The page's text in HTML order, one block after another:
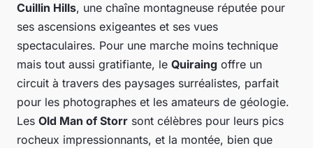
Cuillin Hills, une chaîne montagneuse réputée pour
ses ascensions exigeantes et ses vues
spectaculaires. Pour une marche moins technique
mais tout aussi gratifiante, le Quiraing offre un
circuit à travers des paysages surréalistes, parfait
pour les photographes et les amateurs de géologie.
Les Old Man of Storr sont célèbres pour leurs pics
rocheux impressionnants, et la montée, bien que